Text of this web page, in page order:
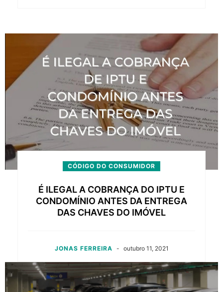
CÓDIGO DO CONSUMIDOR
É ILEGAL A COBRANÇA DO IPTU E
CONDOMÍNIO ANTES DA ENTREGA
DAS CHAVES DO IMÓVEL
JONAS FERREIRA - outubro 11, 2021